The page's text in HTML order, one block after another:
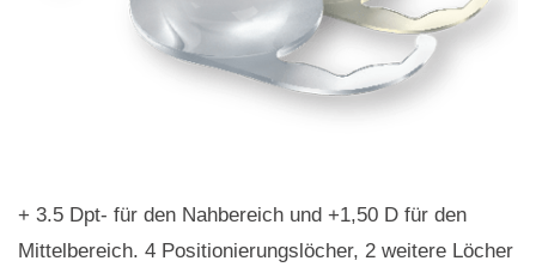
+ 3.5 Dpt- für den Nahbereich und +1,50 D für den
Mittelbereich. 4 Positionierungslöcher, 2 weitere Löcher